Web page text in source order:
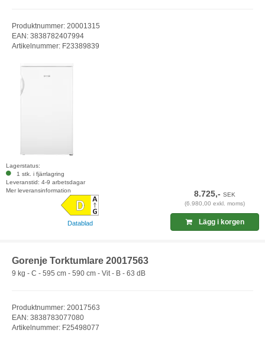
Produktnummer: 20001315
EAN: 3838782407994
Artikelnummer: F23389839
Lagerstatus:
1 stk. i fjärrlagring
Leveranstid: 4-9 arbetsdagar
Mer leveransinformation
Datablad
8.725,-SEK
(6.980,00 exkl. moms)
Lägg i korgen
Gorenje Torktumlare 20017563
9 kg - C - 595 cm - 590 cm - Vit - B - 63 dB
Produktnummer: 20017563
EAN: 3838783077080
Artikelnummer: F25498077